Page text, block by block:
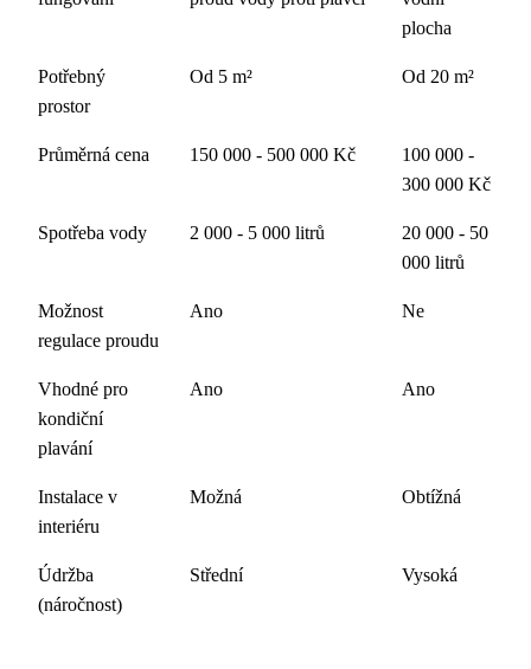
plocha
Potřebný
prostor
Od 5 m² Od 20 m²
Průměrná cena 150 000 - 500 000 Kč
100 000 -
300 000 Kč
Spotřeba vody 2 000 - 5 000 litrů
20 000 - 50
000 litrů
Možnost
regulace proudu
Ano Ne
Vhodné pro
kondiční
plavání
Ano Ano
Instalace v
interiéru
Možná Obtížná
Údržba
(náročnost)
Střední Vysoká